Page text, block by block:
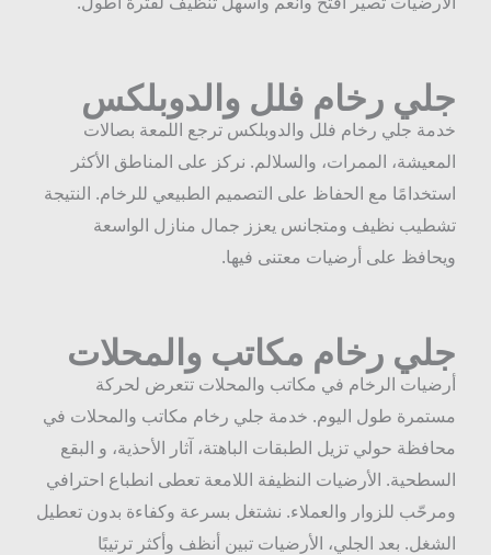
جلي رخام فلل والدوبلكس
خدمة جلي رخام فلل والدوبلكس ترجع اللمعة بصالات
المعيشة، الممرات، والسلالم. نركز على المناطق الأكثر
استخدامًا مع الحفاظ على التصميم الطبيعي للرخام. النتيجة
تشطيب نظيف ومتجانس يعزز جمال منازل الواسعة
ويحافظ على أرضيات معتنى فيها.
جلي رخام مكاتب والمحلات
أرضيات الرخام في مكاتب والمحلات تتعرض لحركة
مستمرة طول اليوم. خدمة جلي رخام مكاتب والمحلات في
محافظة حولي تزيل الطبقات الباهتة، آثار الأحذية، و البقع
السطحية. الأرضيات النظيفة اللامعة تعطى انطباع احترافي
ومرحّب للزوار والعملاء. نشتغل بسرعة وكفاءة بدون تعطيل
الشغل. بعد الجلي، الأرضيات تبين أنظف وأكثر ترتيبًا